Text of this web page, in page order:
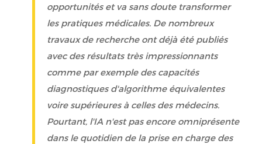
opportunités et va sans doute transformer
les pratiques médicales. De nombreux
travaux de recherche ont déjà été publiés
avec des résultats très impressionnants
comme par exemple des capacités
diagnostiques d'algorithme équivalentes
voire supérieures à celles des médecins.
Pourtant, l'IA n'est pas encore omniprésente
dans le quotidien de la prise en charge des